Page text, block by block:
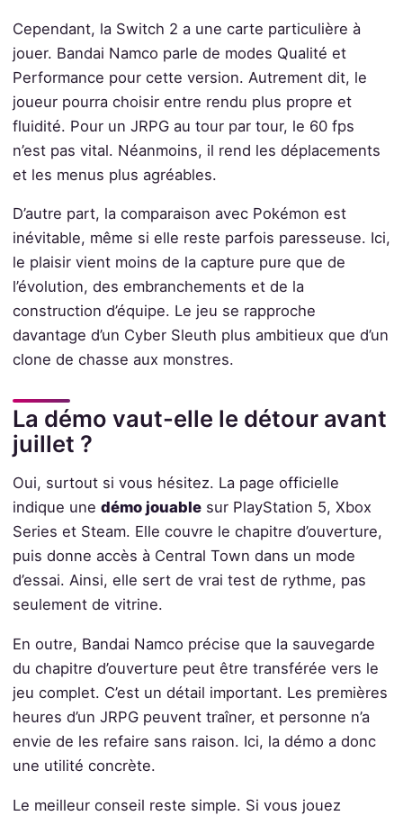
Cependant, la Switch 2 a une carte particulière à
jouer. Bandai Namco parle de modes Qualité et
Performance pour cette version. Autrement dit, le
joueur pourra choisir entre rendu plus propre et
fluidité. Pour un JRPG au tour par tour, le 60 fps
n’est pas vital. Néanmoins, il rend les déplacements
et les menus plus agréables.
D’autre part, la comparaison avec Pokémon est
inévitable, même si elle reste parfois paresseuse. Ici,
le plaisir vient moins de la capture pure que de
l’évolution, des embranchements et de la
construction d’équipe. Le jeu se rapproche
davantage d’un Cyber Sleuth plus ambitieux que d’un
clone de chasse aux monstres.
La démo vaut-elle le détour avant
juillet ?
Oui, surtout si vous hésitez. La page officielle
indique une démo jouablesur PlayStation 5, Xbox
Series et Steam. Elle couvre le chapitre d’ouverture,
puis donne accès à Central Town dans un mode
d’essai. Ainsi, elle sert de vrai test de rythme, pas
seulement de vitrine.
En outre, Bandai Namco précise que la sauvegarde
du chapitre d’ouverture peut être transférée vers le
jeu complet. C’est un détail important. Les premières
heures d’un JRPG peuvent traîner, et personne n’a
envie de les refaire sans raison. Ici, la démo a donc
une utilité concrète.
Le meilleur conseil reste simple. Si vous jouez